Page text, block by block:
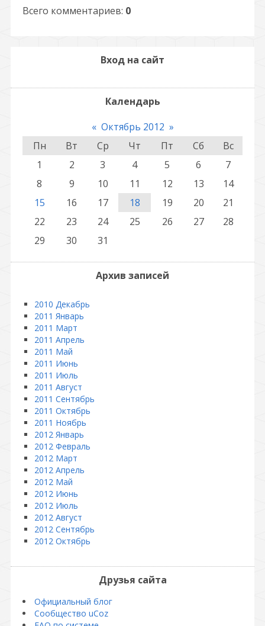
Всего комментариев: 0
Вход на сайт
Календарь
« Октябрь 2012 »
Пн
Вт Ср Чт Пт Сб
Вс
1
2 3 4 5 6
7
8
9 10 11 12 13
14
15
16 17 18 19 20
21
22
23 24 25 26 27
28
29
30 31
Архив записей
2010 Декабрь
2011 Январь
2011 Март
2011 Апрель
2011 Май
2011 Июнь
2011 Июль
2011 Август
2011 Сентябрь
2011 Октябрь
2011 Ноябрь
2012 Январь
2012 Февраль
2012 Март
2012 Апрель
2012 Май
2012 Июнь
2012 Июль
2012 Август
2012 Сентябрь
2012 Октябрь
Друзья сайта
Официальный блог
Сообщество uCoz